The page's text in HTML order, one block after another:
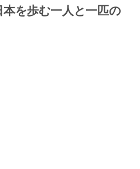
を歩む一人と一匹の